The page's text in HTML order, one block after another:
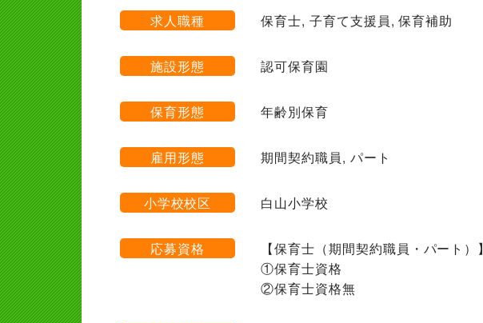
求人職種 保育士, 子育て支援員, 保育補助
施設形態 認可保育園
保育形態 年齢別保育
雇用形態 期間契約職員, パート
小学校校区 白山小学校
応募資格
【保育士（期間契約職員・パート）】
①保育士資格
②保育士資格無